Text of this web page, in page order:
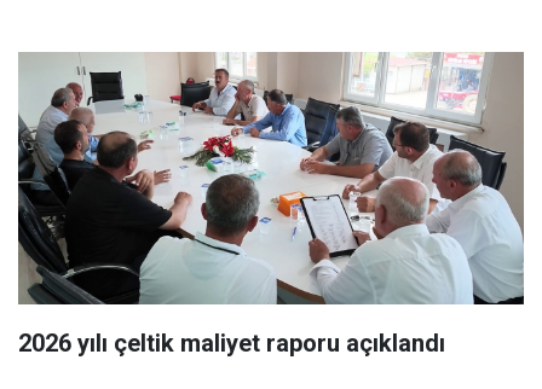
2026 yılı çeltik maliyet raporu açıklandı